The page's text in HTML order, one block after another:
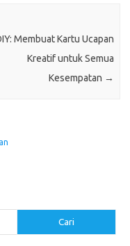
Membuat Kartu Ucapan
Kreatif untuk Semua
Kesempatan →
Cari